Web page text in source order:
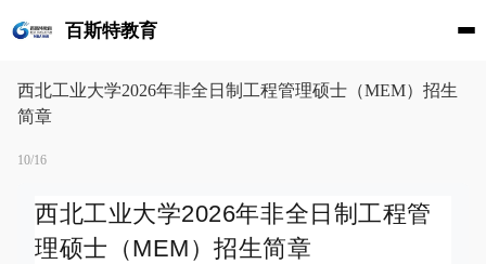
百斯特教育
西北工业大学2026年非全日制工程管理硕士（MEM）招生
简章
10/16
西北工业大学2026年非全日制工程管
理硕士（MEM）招生简章